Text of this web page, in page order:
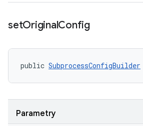
setOriginalConfig
public SubprocessConfigBuilder
Parametry